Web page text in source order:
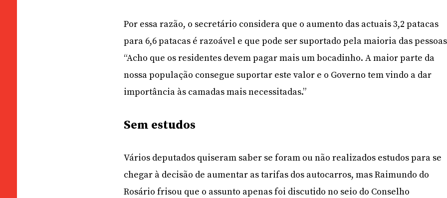
Por essa razão, o secretário considera que o aumento das actuais 3,2 patacas
para 6,6 patacas é razoável e que pode ser suportado pela maioria das
“Acho que os residentes devem pagar mais um bocadinho. A maior parte da
nossa população consegue suportar este valor e o Governo tem vindo a dar
importância às camadas mais necessitadas.”
Sem estudos
Vários deputados quiseram saber se foram ou não realizados estudos para se
chegar à decisão de aumentar as tarifas dos autocarros, mas Raimundo do
Rosário frisou que o assunto apenas foi discutido no seio do Conselho